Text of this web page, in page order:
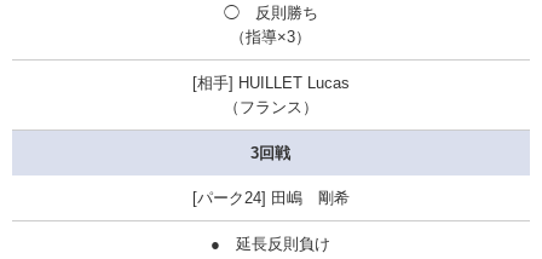
◯ 反則勝ち
（指導×3）
HUILLET Lucas
（フランス）
3回戦
田嶋 剛希
● 延長反則負け